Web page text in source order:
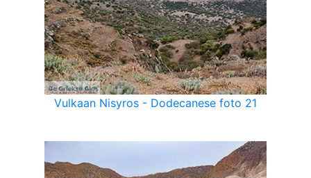
Vulkaan Nisyros - Dodecanese foto 21